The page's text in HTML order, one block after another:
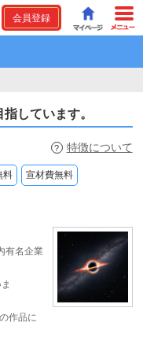
会員登録
しています。
? 特徴について
料 宣材費無料
有名企業
作品に